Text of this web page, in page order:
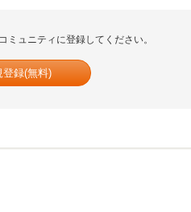
ミュニティに登録してください。
登録(無料)